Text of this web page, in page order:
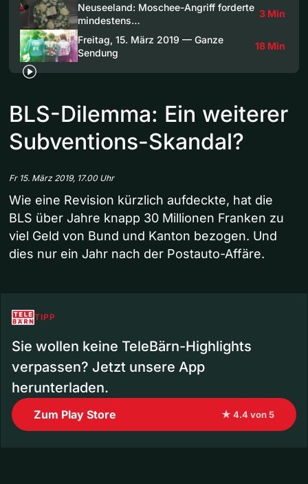
Neuseeland: Moschee-Angriff forderte
mindestens…
3 Min
Freitag, 15. März 2019 — Ganze
Sendung
18 Min
BLS-Dilemma: Ein weiterer
Subventions-Skandal?
Fr 15. März 2019, 17.00 Uhr
Wie eine Revision kürzlich aufdeckte, hat die
BLS über Jahre knapp 30 Millionen Franken zu
viel Geld von Bund und Kanton bezogen. Und
dies nur ein Jahr nach der Postauto-Affäre.
TIPP
Sie wollen keine TeleBärn-Highlights
verpassen? Jetzt unsere App
herunterladen.
Zum Play Store ★ 4.4 von 5